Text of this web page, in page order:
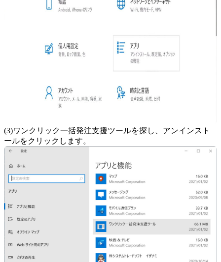
(3)ワンクリック一括発注支援ツールを探し、アンインスト
ールをクリックします。